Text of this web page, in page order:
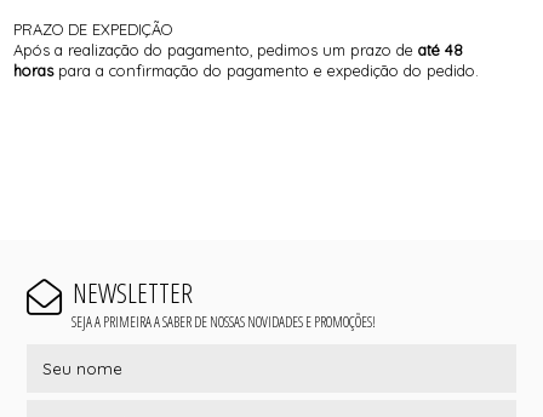
PRAZO DE EXPEDIÇÃO
Após a realização do pagamento, pedimos um prazo deaté 48
horaspara a confirmação do pagamento e expedição do pedido.
NEWSLETTER
SEJA A PRIMEIRA A SABER DE NOSSAS NOVIDADES E PROMOÇÕES!